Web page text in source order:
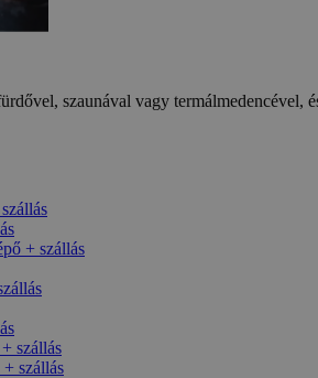
szaunával vagy termálmedencével,
+ szállás
szállás
szállás